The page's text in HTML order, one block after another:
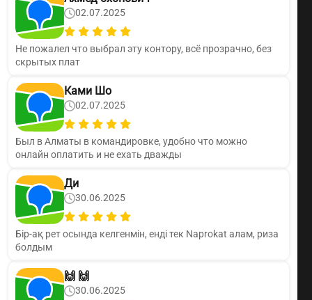
02.07.2025
Не пожалел что выбрал эту контору, всё прозрачно, без
скрытых плат
Ками Шо
02.07.2025
Был в Алматы в командировке, удобно что можно
онлайн оплатить и не ехать дважды
Ди
30.06.2025
Бір-ақ рет осында келгенмін, енді тек Naprokat алам, риза
болдым
🙌 🙌
30.06.2025